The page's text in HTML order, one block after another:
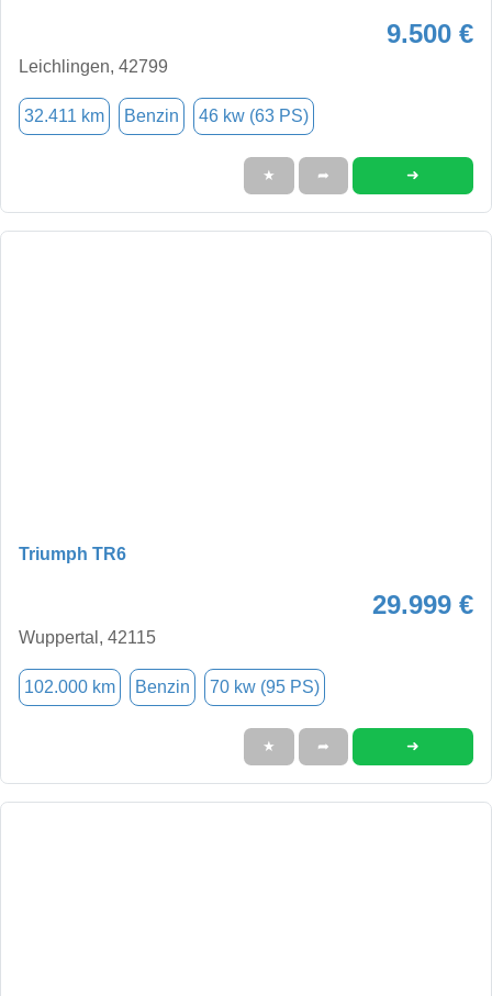
9.500 €
Leichlingen, 42799
32.411 km Benzin 46 kw (63 PS)
★ ➦ ➜
Triumph TR6
29.999 €
Wuppertal, 42115
102.000 km Benzin 70 kw (95 PS)
★ ➦ ➜